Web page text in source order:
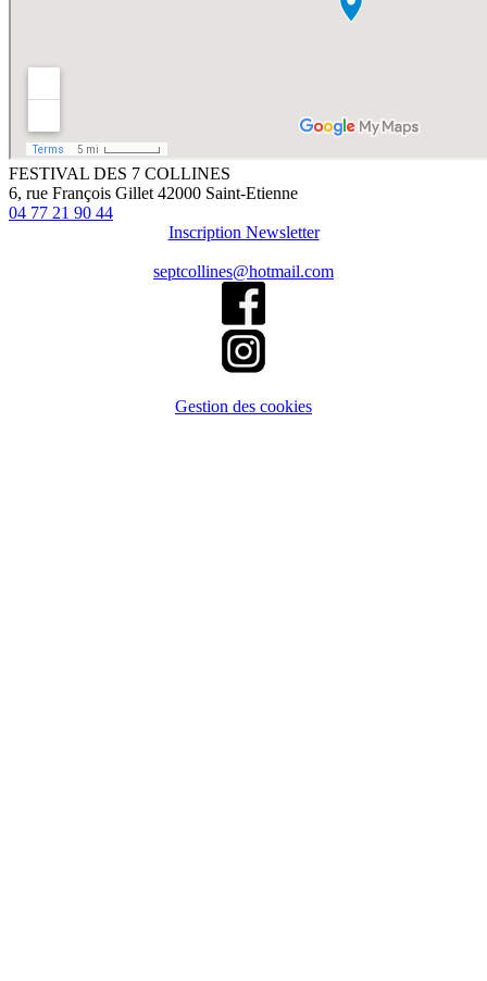
FESTIVAL DES 7 COLLINES
6, rue François Gillet 42000 Saint-Etienne
04 77 21 90 44
Inscription Newsletter
septcollines@hotmail.com
Gestion des cookies